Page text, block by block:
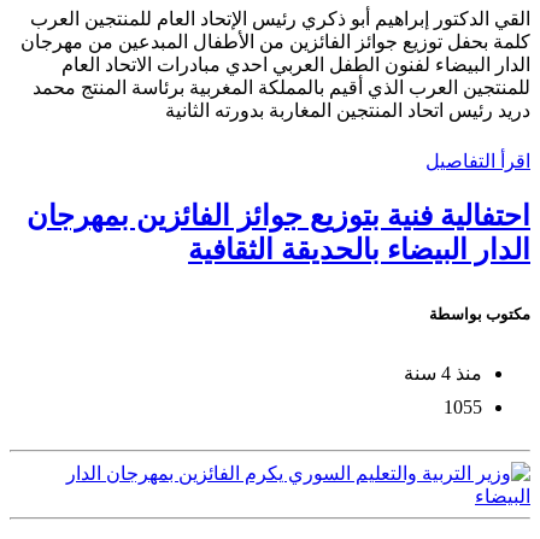
القي الدكتور إبراهيم أبو ذكري رئيس الإتحاد العام للمنتجين العرب
كلمة بحفل توزيع جوائز الفائزين من الأطفال المبدعين من مهرجان
الدار البيضاء لفنون الطفل العربي احدي مبادرات الاتحاد العام
للمنتجين العرب الذي أقيم بالمملكة المغربية برئاسة المنتج محمد
دريد رئيس اتحاد المنتجين المغاربة بدورته الثانية
اقرأ التفاصيل
احتفالية فنية بتوزيع جوائز الفائزين بمهرجان
الدار البيضاء بالحديقة الثقافية
مكتوب بواسطة
منذ 4 سنة
1055